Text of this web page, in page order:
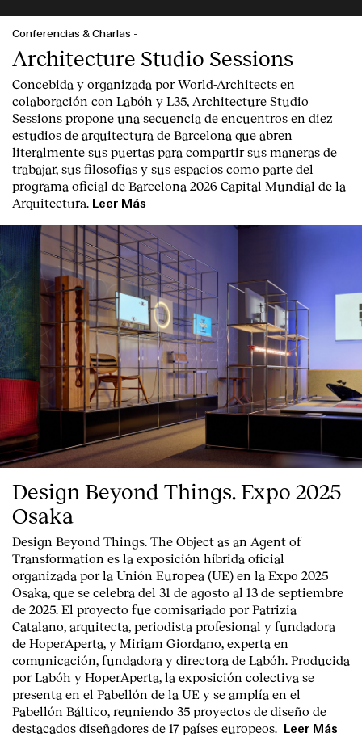
English Español Italiano Català
Conferencias & Charlas -
Architecture Studio Sessions
Concebida y organizada por World-Architects en
colaboración con Labóh y L35, Architecture Studio
Sessions propone una secuencia de encuentros en diez
estudios de arquitectura de Barcelona que abren
literalmente sus puertas para compartir sus maneras de
trabajar, sus filosofías y sus espacios como parte del
programa oficial de Barcelona 2026 Capital Mundial de la
Arquitectura. Leer Más
Design Beyond Things. Expo 2025
Osaka
Design Beyond Things. The Object as an Agent of
Transformation es la exposición híbrida oficial
organizada por la Unión Europea (UE) en la Expo 2025
Osaka, que se celebra del 31 de agosto al 13 de septiembre
de 2025. El proyecto fue comisariado porPatrizia
Catalano, arquitecta, periodista profesional y fundadora
de HoperAperta, y Miriam Giordano, experta en
comunicación, fundadora y directora de Labóh. Producida
porLabóh y HoperAperta, la exposición colectiva se
presenta en el Pabellón de la UE y se amplía en el
Pabellón Báltico, reuniendo 35 proyectos de diseño de
destacados diseñadores de 17 países europeos. Leer Más